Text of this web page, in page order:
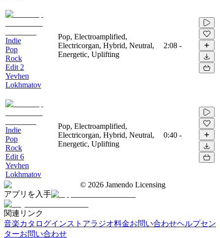
Indie
Pop
Rock
Edit 2
Yevhen
Lokhmatov
Pop, Electroamplified,
Electricorgan, Hybrid, Neutral,
Energetic, Uplifting
2:08 -
Indie
Pop
Rock
Edit 6
Yevhen
Lokhmatov
Pop, Electroamplified,
Electricorgan, Hybrid, Neutral,
Energetic, Uplifting
0:40 -
© 2026 Jamendo Licensing
アプリを入手
関連リンク
音楽カタログインストアラジオ料金お問い合わせヘルプセン
ターお問い合わせ